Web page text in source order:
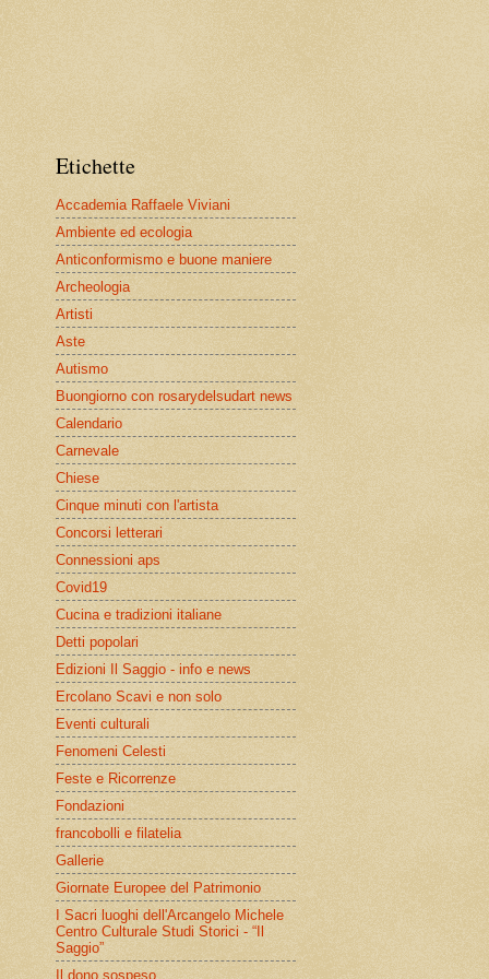
Etichette
Accademia Raffaele Viviani
Ambiente ed ecologia
Anticonformismo e buone maniere
Archeologia
Artisti
Aste
Autismo
Buongiorno con rosarydelsudart news
Calendario
Carnevale
Chiese
Cinque minuti con l'artista
Concorsi letterari
Connessioni aps
Covid19
Cucina e tradizioni italiane
Detti popolari
Edizioni Il Saggio - info e news
Ercolano Scavi e non solo
Eventi culturali
Fenomeni Celesti
Feste e Ricorrenze
Fondazioni
francobolli e filatelia
Gallerie
Giornate Europee del Patrimonio
I Sacri luoghi dell'Arcangelo Michele
Centro Culturale Studi Storici - “Il
Saggio”
Il dono sospeso